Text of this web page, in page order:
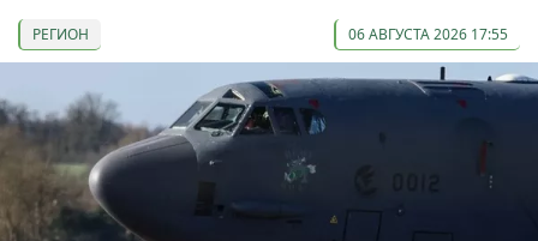
РЕГИОН 06 АВГУСТА 2026 17:55